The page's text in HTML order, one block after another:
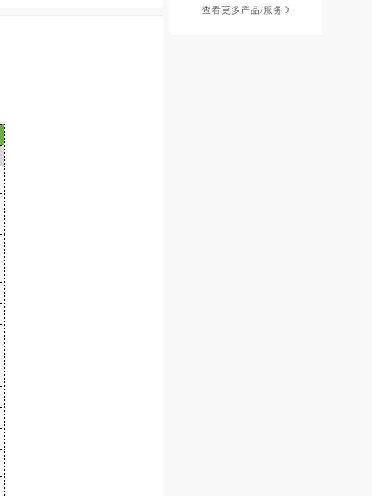
查看更多产品/服务